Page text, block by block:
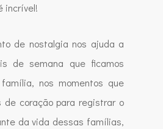
incrível!
de nostalgia nos ajuda a
de semana que ficamos
nos momentos que
de coração para registrar o
da vida dessas famílias,